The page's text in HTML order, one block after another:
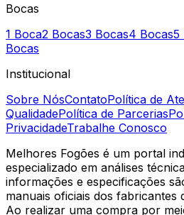
Bocas
1 Boca2 Bocas3 Bocas4 Bocas5
Bocas
Institucional
Sobre NósContatoPolítica de
QualidadePolítica de Parcerias
PrivacidadeTrabalhe Conosco
Melhores Fogões é um portal
especializado em análises
informações e especificações
manuais oficiais dos fabricantes
Ao realizar uma compra por